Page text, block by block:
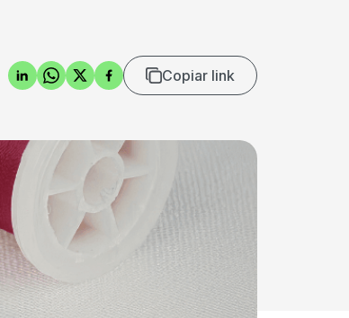
Copiar link